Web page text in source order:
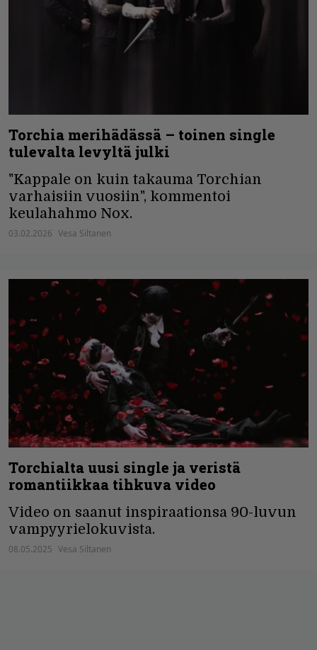
Torchia merihädässä – toinen single
tulevalta levyltä julki
"Kappale on kuin takauma Torchian
varhaisiin vuosiin", kommentoi
keulahahmo Nox.
03.02.2026 Vesa Siltanen
Torchialta uusi single ja veristä
romantiikkaa tihkuva video
Video on saanut inspiraationsa 90-luvun
vampyyrielokuvista.
08.05.2025 Vesa Siltanen